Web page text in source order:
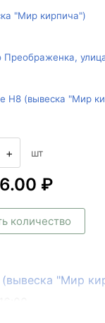
"Мир кирпича")
Н8 (вывеска "Мир
+ шт
₽
количество
"Мир